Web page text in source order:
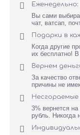

Вы сами
чат, ватсап,
 Подарки в
Когда другие
их бесплатно!
 Вернем
За качество
причины не
 Несгораемые
3% вернется
рубль. Никогда
